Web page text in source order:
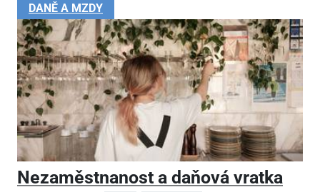
DANĚ A MZDY
Nezaměstnanost a daňová vratka